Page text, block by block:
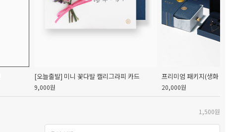
[오늘출발] 미니 꽃다발 캘리그라피 카드
9,000원
프리미엄 패키지(생화 캘
20,000원
1,500원